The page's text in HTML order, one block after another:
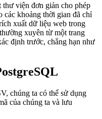
viện đơn giản cho phép
các khoảng thời gian đã chỉ
xuất dữ liệu web trong
xuyên từ một trang
định trước, chẳng hạn như
chúng ta có thể sử dụng
của chúng ta và lưu